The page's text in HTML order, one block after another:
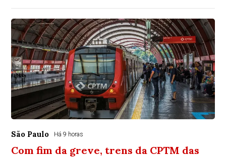
São Paulo Há 9 horas
Com fim da greve, trens da CPTM das